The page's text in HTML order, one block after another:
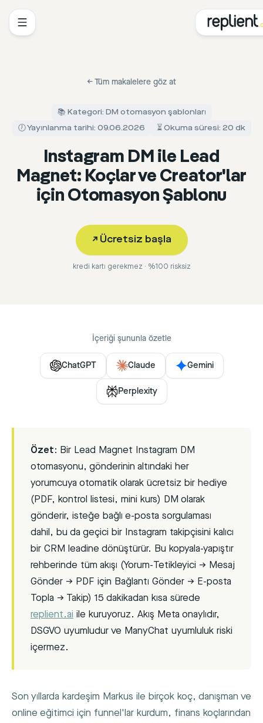
←Tüm makalelere göz at
📚 Kategori: DM otomasyon şablonları
🕖 Yayınlanma tarihi: 09.06.2026
⏳ Okuma süresi: 20 dk
Instagram DM ile Lead
Magnet: Koçlar ve Creator'lar
için Otomasyon Şablonu
↗ Ücretsiz başla
kredi kartı gerekmez · %100 risksiz
İçeriği şununla özetle
ChatGPT Claude Gemini
Perplexity
Özet: Bir Lead Magnet Instagram DM
otomasyonu, gönderinin altındaki her
yorumcuya otomatik olarak ücretsiz bir hediye
(PDF, kontrol listesi, mini kurs) DM olarak
gönderir, isteğe bağlı e-posta sorgulaması
dahil, bu da geçici bir Instagram takipçisini kalıcı
bir CRM leadine dönüştürür. Bu kopyala-yapıştır
rehberinde tüm akışı (Yorum-Tetikleyici → Mesaj
Gönder → PDF için Bağlantı Gönder → E-posta
Topla → Takip) 15 dakikadan kısa sürede
replient.ai ile kuruyoruz. Akış Meta onaylıdır,
DSGVO uyumludur ve ManyChat uyumluluk riski
içermez.
Son yıllarda kardeşim Markus ile birçok koç, danışman ve
online eğitimci için funnel'lar kurdum, finans koçlarından